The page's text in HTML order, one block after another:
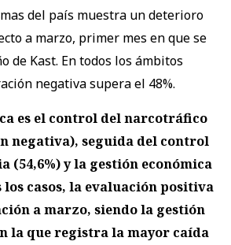
del país muestra un deterioro
a marzo, primer mes en que se
de Kast. En todos los ámbitos
negativa supera el 48%.
es el control del narcotráfico
negativa), seguida del control
(54,6%) y la gestión económica
los casos, la evaluación positiva
a marzo, siendo la gestión
la que registra la mayor caída